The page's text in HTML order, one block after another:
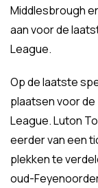
Middlesbrough
aan voor de
League.
Op de laatste
plaatsen voor
League. Luton
eerder van een
plekken te
oud-